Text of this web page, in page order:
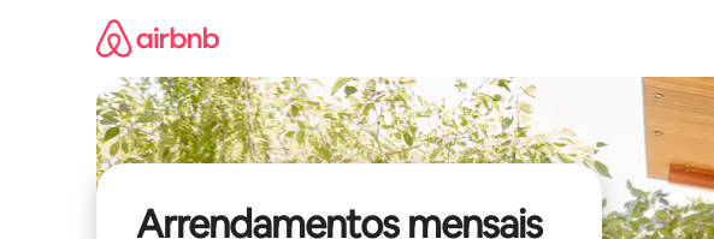
Arrendamentos mensais